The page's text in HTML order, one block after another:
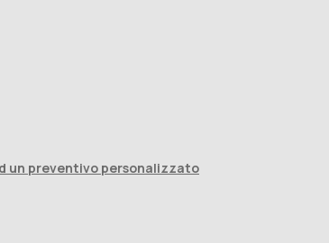
un preventivo personalizzato